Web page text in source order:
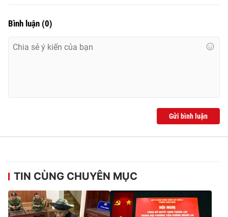
Bình luận (0)
Gửi bình luận
TIN CÙNG CHUYÊN MỤC